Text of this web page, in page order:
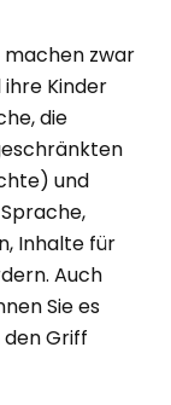
zwar
Kinder
die
und
Inhalte für
Auch
Sie es
Griff